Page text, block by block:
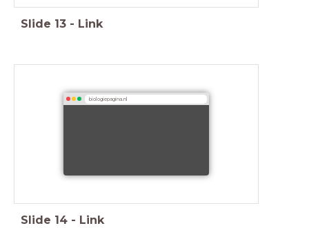
Slide 13 - Link
biologiepagina.nl
Slide 14 - Link